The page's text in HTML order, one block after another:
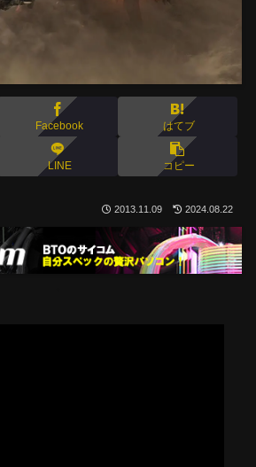
Facebook はてブ
LINE コピー
2013.11.09 2024.08.22